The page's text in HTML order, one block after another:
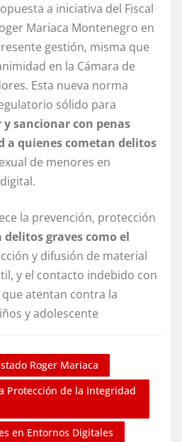
a iniciativa del Fiscal
Mariaca Montenegro en
gestión, misma que
en la Cámara de
Esta nueva norma
sólido para
sancionar con penas
a quienes cometan delitos
de menores en
la prevención, protección
graves como el
y difusión de material
y el contacto indebido con
atentan contra la
y adolescente
Roger Mariaca
Protección de la Integridad
en Entornos Digitales